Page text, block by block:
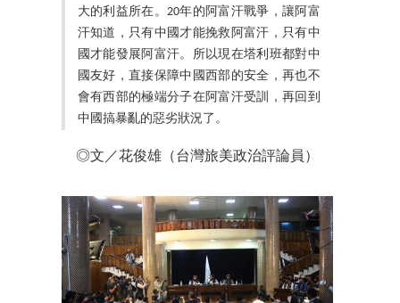
大的利益所在。20年的阿富汗戰爭，讓阿富
汗知道，只有中國才能挽救阿富汗，只有中
國才能發展阿富汗。所以現在塔利班都對中
國友好，直接保障中國西部的安全，再也不
會有西部的極端分子在阿富汗受訓，再回到
中國搞暴亂的惡劣狀況了。
◎文／花俊雄（台灣旅美政治評論員）